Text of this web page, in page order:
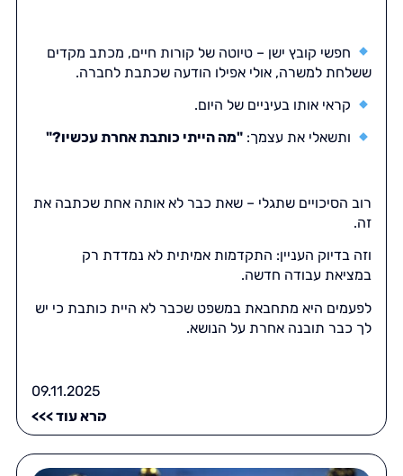
חפשי קובץ ישן – טיוטה של קורות חיים, מכתב מקדים
ששלחת למשרה, אולי אפילו הודעה שכתבת לחברה.
קראי אותו בעיניים של היום.
ותשאלי את עצמך: "מה הייתי כותבת אחרת עכשיו?"
רוב הסיכויים שתגלי – שאת כבר לא אותה אחת שכתבה את
זה.
וזה בדיוק העניין: התקדמות אמיתית לא נמדדת רק
במציאת עבודה חדשה.
לפעמים היא מתחבאת במשפט שכבר לא היית כותבת כי יש
לך כבר תובנה אחרת על הנושא.
09.11.2025
קרא עוד >>>